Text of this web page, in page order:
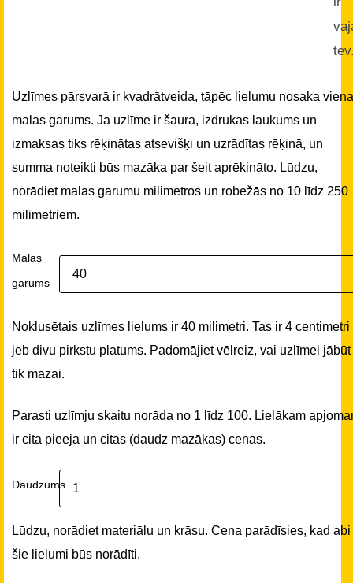
Uzlīmes pārsvarā ir kvadrātveida, tāpēc lielumu nosaka
malas garums. Ja uzlīme ir šaura, izdrukas laukums un
izmaksas tiks rēķinātas atsevišķi un uzrādītas rēķinā, un
summa noteikti būs mazāka par šeit aprēķināto. Lūdzu,
norādiet malas garumu milimetros un robežās no 10 līdz 250
milimetriem.
Malas
garums
Noklusētais uzlīmes lielums ir 40 milimetri. Tas ir 4 centimetri
jeb divu pirkstu platums. Padomājiet vēlreiz, vai uzlīmei jābūt
tik mazai.
Parasti uzlīmju skaitu norāda no 1 līdz 100. Lielākam
ir cita pieeja un citas (daudz mazākas) cenas.
Daudzums
Lūdzu, norādiet materiālu un krāsu. Cena parādīsies, kad abi
šie lielumi būs norādīti.